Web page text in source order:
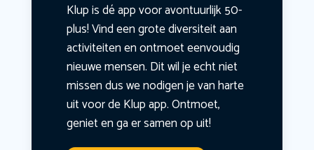
Klup is dé app voor avontuurlijk 50-
plus! Vind een grote diversiteit aan
activiteiten en ontmoet eenvoudig
nieuwe mensen. Dit wil je echt niet
missen dus we nodigen je van harte
uit voor de Klup app. Ontmoet,
geniet en ga er samen op uit!